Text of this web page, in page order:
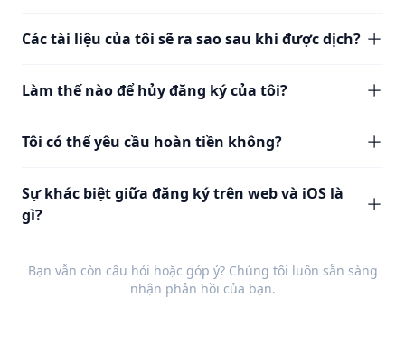
Các tài liệu của tôi sẽ ra sao sau khi được dịch?
Làm thế nào để hủy đăng ký của tôi?
Tôi có thể yêu cầu hoàn tiền không?
Sự khác biệt giữa đăng ký trên web và iOS là
gì?
Bạn vẫn còn câu hỏi hoặc góp ý? Chúng tôi luôn sẵn sàng
nhận phản hồi của bạn.